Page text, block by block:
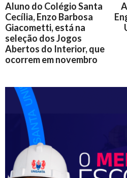
Aluno do Colégio Santa
Cecília, Enzo Barbosa
Giacometti, está na
seleção dos Jogos
Abertos do Interior, que
ocorrem em novembro